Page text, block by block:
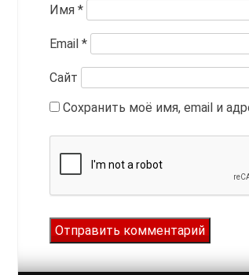
Имя *
Email *
Сайт
Сохранить моё имя, email и